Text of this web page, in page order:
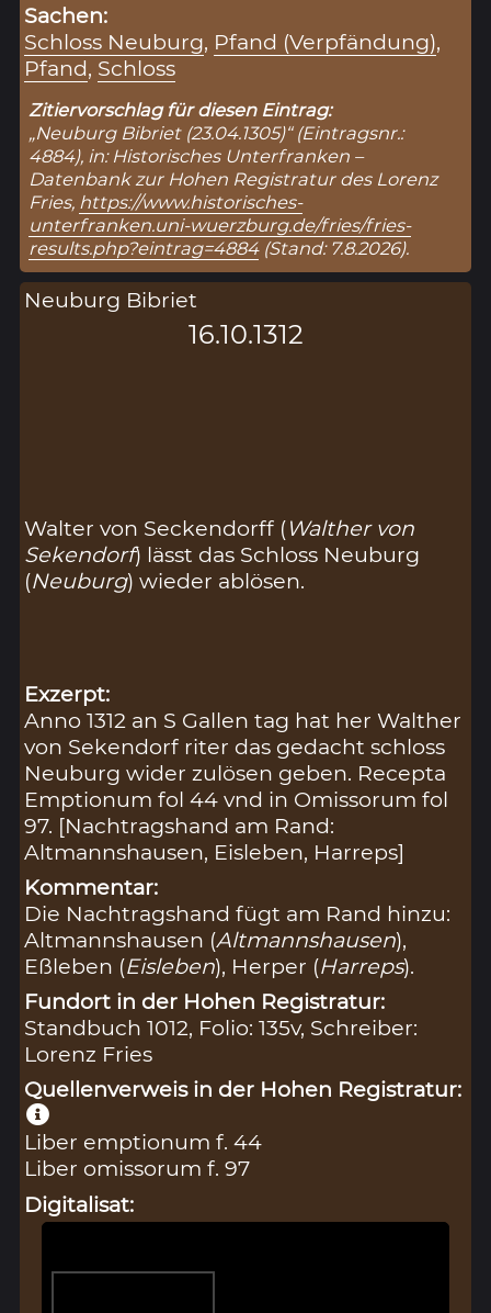
Sachen:
Schloss Neuburg, Pfand (Verpfändung),
Pfand, Schloss
Zitiervorschlag für diesen Eintrag:
„Neuburg Bibriet (23.04.1305)“ (Eintragsnr.:
4884), in: Historisches Unterfranken –
Datenbank zur Hohen Registratur des Lorenz
Fries, https://www.historisches-
unterfranken.uni-wuerzburg.de/fries/fries-
results.php?eintrag=4884(Stand: 7.8.2026).
Neuburg Bibriet
16.10.1312
Walter von Seckendorff (Walther von
Sekendorf) lässt das Schloss Neuburg
(Neuburg) wieder ablösen.
Exzerpt:
Anno 1312 an S Gallen tag hat her Walther
von Sekendorf riter das gedacht schloss
Neuburg wider zulösen geben. Recepta
Emptionum fol 44 vnd in Omissorum fol
97. [Nachtragshand am Rand:
Altmannshausen, Eisleben, Harreps]
Kommentar:
Die Nachtragshand fügt am Rand hinzu:
Altmannshausen (Altmannshausen),
Eßleben (Eisleben), Herper (Harreps).
Fundort in der Hohen Registratur:
Standbuch 1012, Folio: 135v, Schreiber:
Lorenz Fries
Quellenverweis in der Hohen Registratur:
Liber emptionum f. 44
Liber omissorum f. 97
Digitalisat: